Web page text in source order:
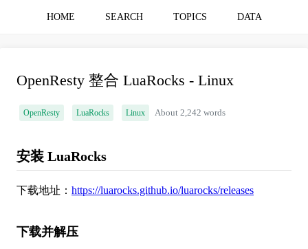
HOME SEARCH TOPICS DATA
OpenResty 整合 LuaRocks - Linux
OpenResty LuaRocks Linux About 2,242 words
安装 LuaRocks
下载地址： https://luarocks.github.io/luarocks/releases
下载并解压